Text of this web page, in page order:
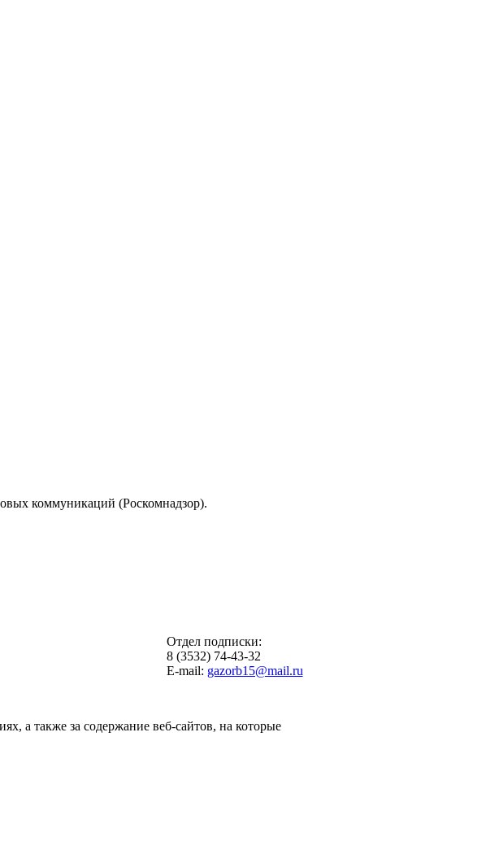
коммуникаций (Роскомнадзор).
Отдел подписки:
8 (3532) 74-43-32
E-mail: gazorb15@mail.ru
а также за содержание веб-сайтов, на которые